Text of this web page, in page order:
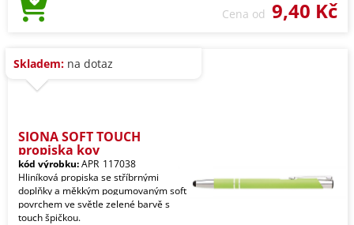
Cena od 9,40 Kč
Skladem: na dotaz
SIONA SOFT TOUCH
propiska kov
kód výrobku:APR_117038
Hliníková propiska se stříbrnými
doplňky a měkkým pogumovaným soft
povrchem ve světle zelené barvě s
touch špičkou.